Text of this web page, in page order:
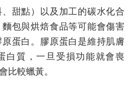
甜點）以及加工的碳水化合
包與烘焙食品等可能會傷害
蛋白。膠原蛋白是維持肌膚
白質，一旦受損功能就會喪
比較蠟黃。